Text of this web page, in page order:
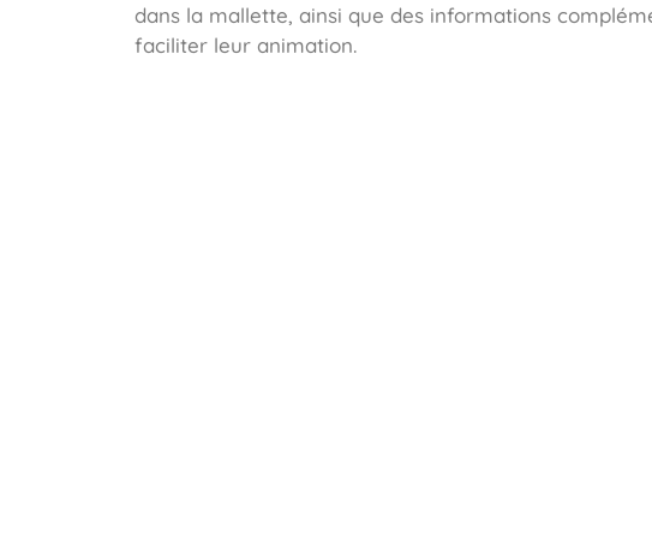
dans la mallette, ainsi que des informations
faciliter leur animation.